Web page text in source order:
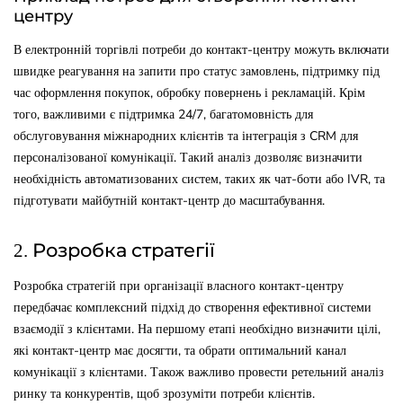
центру
В електронній торгівлі потреби до контакт-центру можуть включати
швидке реагування на запити про статус замовлень, підтримку під
час оформлення покупок, обробку повернень і рекламацій. Крім
того, важливими є підтримка 24/7, багатомовність для
обслуговування міжнародних клієнтів та інтеграція з CRM для
персоналізованої комунікації. Такий аналіз дозволяє визначити
необхідність автоматизованих систем, таких як чат-боти або IVR, та
підготувати майбутній контакт-центр до масштабування.
2. Розробка стратегії
Розробка стратегій при організації власного контакт-центру
передбачає комплексний підхід до створення ефективної системи
взаємодії з клієнтами. На першому етапі необхідно визначити цілі,
які контакт-центр має досягти, та обрати оптимальний канал
комунікації з клієнтами. Також важливо провести ретельний аналіз
ринку та конкурентів, щоб зрозуміти потреби клієнтів.